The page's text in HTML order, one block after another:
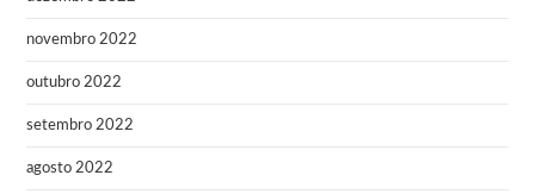
novembro 2022
outubro 2022
setembro 2022
agosto 2022